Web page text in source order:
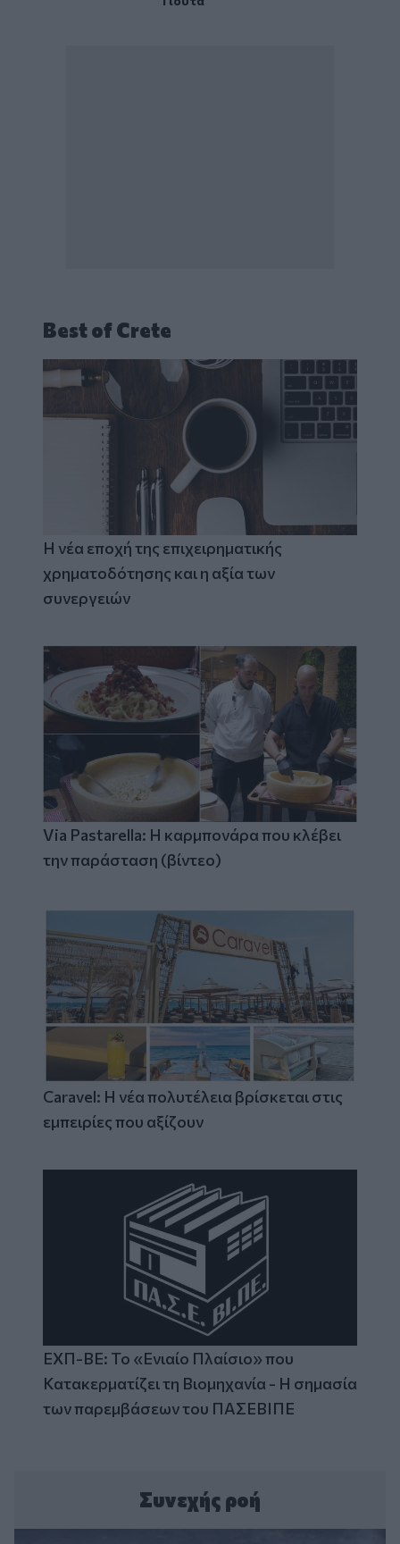
Best of Crete
Η νέα εποχή της επιχειρηματικής
χρηματοδότησης και η αξία των
συνεργειών
Via Pastarella: Η καρμπονάρα που κλέβει
την παράσταση (βίντεο)
Caravel: Η νέα πολυτέλεια βρίσκεται στις
εμπειρίες που αξίζουν
ΕΧΠ-ΒΕ: Το «Ενιαίο Πλαίσιο» που
Κατακερματίζει τη Βιομηχανία - Η σημασία
των παρεμβάσεων του ΠΑΣΕΒΙΠΕ
Συνεχής ροή